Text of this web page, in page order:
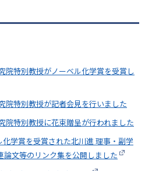
院特別教授がノーベル化学賞を受賞し
院特別教授が記者会見を行いました
院特別教授に花束贈呈が行われました
学賞を受賞された北川進 理事・副学
文等のリンク集を公開しました